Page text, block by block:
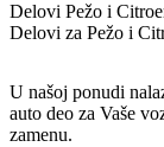
Delovi Pežo i
Delovi za Pežo i
U našoj ponudi
auto deo za Vaše
zamenu.